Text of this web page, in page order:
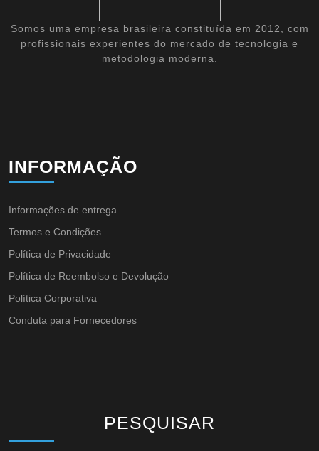
Somos uma empresa brasileira constituída em 2012, com
profissionais experientes do mercado de tecnologia e
metodologia moderna.
INFORMAÇÃO
Informações de entrega
Termos e Condições
Política de Privacidade
Política de Reembolso e Devolução
Política Corporativa
Conduta para Fornecedores
PESQUISAR